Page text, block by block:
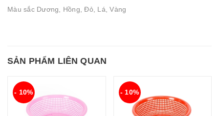
Màu sắc Dương, Hồng, Đỏ, Lá, Vàng
SẢN PHẨM LIÊN QUAN
- 10% - 10%